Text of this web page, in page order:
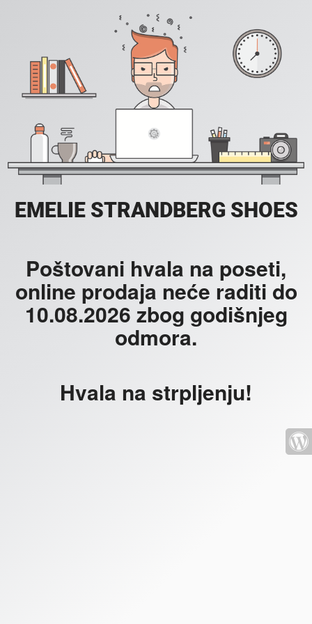
EMELIE STRANDBERG SHOES
Poštovani hvala na poseti,
online prodaja neće raditi do
10.08.2026 zbog godišnjeg
odmora.
Hvala na strpljenju!